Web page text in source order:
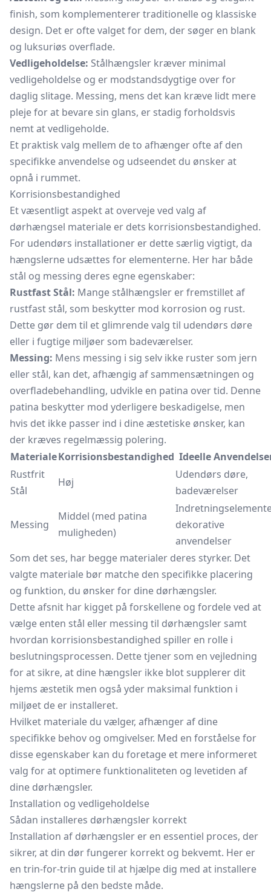
finish, som komplementerer traditionelle og klassiske
design. Det er ofte valget for dem, der søger en blank
og luksuriøs overflade.
Vedligeholdelse: Stålhængsler kræver minimal
vedligeholdelse og er modstandsdygtige over for
daglig slitage. Messing, mens det kan kræve lidt mere
pleje for at bevare sin glans, er stadig forholdsvis
nemt at vedligeholde.
Et praktisk valg mellem de to afhænger ofte af den
specifikke anvendelse og udseendet du ønsker at
opnå i rummet.
Korrisionsbestandighed
Et væsentligt aspekt at overveje ved valg af
dørhængsel materiale er dets korrisionsbestandighed.
For udendørs installationer er dette særlig vigtigt, da
hængslerne udsættes for elementerne. Her har både
stål og messing deres egne egenskaber:
Rustfast Stål: Mange stålhængsler er fremstillet af
rustfast stål, som beskytter mod korrosion og rust.
Dette gør dem til et glimrende valg til udendørs døre
eller i fugtige miljøer som badeværelser.
Messing: Mens messing i sig selv ikke ruster som jern
eller stål, kan det, afhængig af sammensætningen og
overfladebehandling, udvikle en patina over tid. Denne
patina beskytter mod yderligere beskadigelse, men
hvis det ikke passer ind i dine æstetiske ønsker, kan
der kræves regelmæssig polering.
MaterialeKorrisionsbestandighed Ideelle
Rustfrit
Stål
Høj
Udendørs døre,
badeværelser
Messing
Middel (med patina
muligheden)
dekorative
anvendelser
Som det ses, har begge materialer deres styrker. Det
valgte materiale bør matche den specifikke placering
og funktion, du ønsker for dine dørhængsler.
Dette afsnit har kigget på forskellene og fordele ved at
vælge enten stål eller messing til dørhængsler samt
hvordan korrisionsbestandighed spiller en rolle i
beslutningsprocessen. Dette tjener som en vejledning
for at sikre, at dine hængsler ikke blot supplerer dit
hjems æstetik men også yder maksimal funktion i
miljøet de er installeret.
Hvilket materiale du vælger, afhænger af dine
specifikke behov og omgivelser. Med en forståelse for
disse egenskaber kan du foretage et mere informeret
valg for at optimere funktionaliteten og levetiden af
dine dørhængsler.
Installation og vedligeholdelse
Sådan installeres dørhængsler korrekt
Installation af dørhængsler er en essentiel proces, der
sikrer, at din dør fungerer korrekt og bekvemt. Her er
en trin-for-trin guide til at hjælpe dig med at installere
hængslerne på den bedste måde.